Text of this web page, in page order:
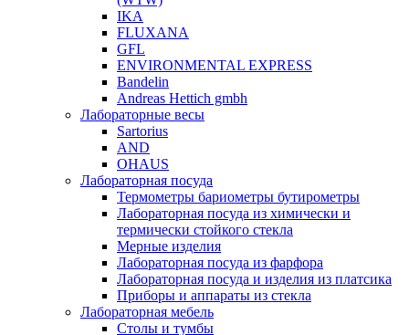
IKA
FLUXANA
GFL
ENVIRONMENTAL EXPRESS
Bandelin
Andreas Hettich gmbh
Лабораторные весы
Sartorius
AND
OHAUS
Лабораторная посуда
Термометры бариометры бутирометры
Лабораторная посуда из химически и
термически стойкого стекла
Мерные изделия
Лабораторная посуда из фарфора
Лабораторная посуда и изделия из платсика
Приборы и аппараты из стекла
Лабораторная мебель
Столы и тумбы